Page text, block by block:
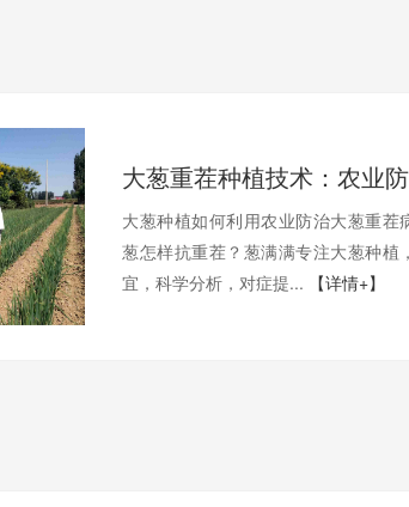
大葱种植如何利用农业防治大葱重茬
葱怎样抗重茬？葱满满专注大葱种植
宜，科学分析，对症提...
【详情+】